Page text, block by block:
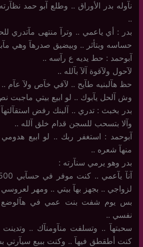
نآوله بدر الأوراق .. وطلع آبو حمد
..
بدر : أي ياعمي .. وترآ منتهى مآتدري
حساسه وبتأثر .. وبيضيق صدرهآ وهي
آبوحمد : حط يديه ع رآسه ..
لآحول ولآقوة آلآ بآلله ..
حظ هآلبنيه طآيح .. لآفي خآص ولآ عآم ..
وش آلحل يآبوك .. لو ابيع بيتي ماجبت
بدر بخبث : تدري .. آلبنك رفض
وآلا بتسحب للسجن قدام خلق آلله ..
آبوحمد : استغفر ربك .. لو ابيع
منهآ شعره ..
بدر وهو يرمي سنآرته :
لزواجي .. بجهز بهآ بيتي .. ومهر
بس يوم شفت بنت عمي في هآلوضع
نفسي ..
سحبتهآ .. وتسلفت منآومنآك ..
كنت أطقطق فيهآ .. وكنت ببيع سيآرتي